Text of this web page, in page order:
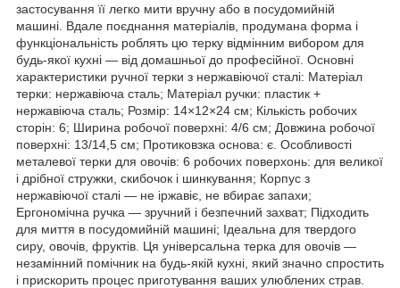
застосування її легко мити вручну або в посудомийній
машині. Вдале поєднання матеріалів, продумана форма і
функціональність роблять цю терку відмінним вибором для
будь-якої кухні — від домашньої до професійної. Основні
характеристики ручної терки з нержавіючої сталі: Матеріал
терки: нержавіюча сталь; Матеріал ручки: пластик +
нержавіюча сталь; Розмір: 14×12×24 см; Кількість робочих
сторін: 6; Ширина робочої поверхні: 4/6 см; Довжина робочої
поверхні: 13/14,5 см; Протиковзка основа: є. Особливості
металевої терки для овочів: 6 робочих поверхонь: для великої
і дрібної стружки, скибочок і шинкування; Корпус з
нержавіючої сталі — не іржавіє, не вбирає запахи;
Ергономічна ручка — зручний і безпечний захват; Підходить
для миття в посудомийній машині; Ідеальна для твердого
сиру, овочів, фруктів. Ця універсальна терка для овочів —
незамінний помічник на будь-якій кухні, який значно спростить
і прискорить процес приготування ваших улюблених страв.